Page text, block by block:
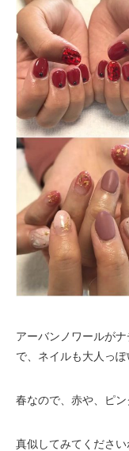
アーバンノワールが
で、ネイルも大人っ
春なので、赤や、ピ
真似してみてくださ